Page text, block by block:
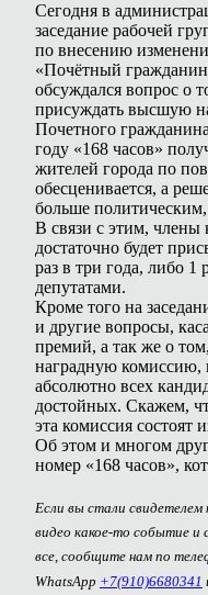
Сегодня в
заседание рабочей
по внесению
«Почётный
обсуждался вопрос о
присуждать высшую
Почетного
году «168 часов»
жителей города по
обесценивается, а
больше
В связи с этим,
достаточно будет
раз в три года, либо 1
депутатами.
Кроме того на
и другие вопросы,
премий, а так же о
наградную комиссию,
абсолютно всех
достойных. Скажем,
эта комиссия состоят
Об этом и многом
номер «168 часов»,
Если вы стали свидетелем
видео какое-то событие
все, сообщите нам по
WhatsApp +7(910)6680341